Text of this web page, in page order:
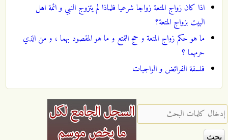
اذا كان زواج المتعة زواجا شرعيا فلماذا لم يتزوج النبي و ائمة اهل
البيت بزواج المتعة؟
ما هو حكم زواج المتعة و حج التمتع و ما هو المقصود بهما ، و من الذي
حرمهما ؟
فلسفة الفرائض و الواجبات
‏إدخال كلمات البحث ‏